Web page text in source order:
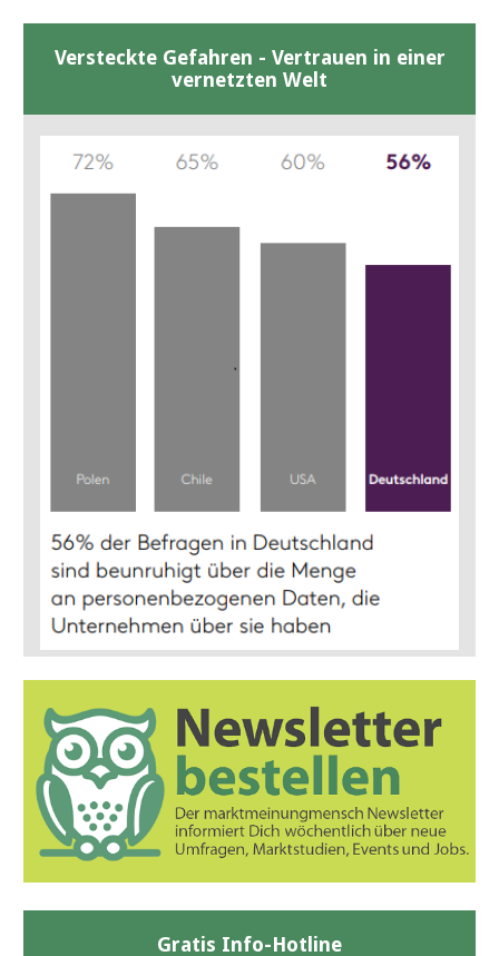
Versteckte Gefahren - Vertrauen in einer
vernetzten Welt
Gratis Info-Hotline